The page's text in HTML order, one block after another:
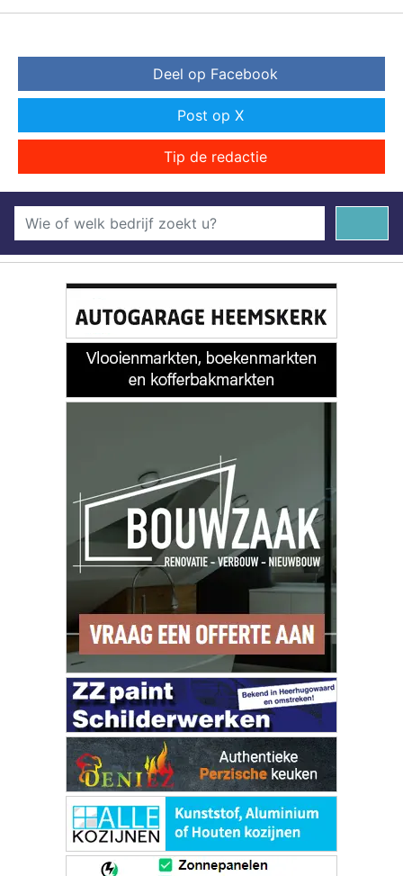
Deel op Facebook
Post op X
Tip de redactie